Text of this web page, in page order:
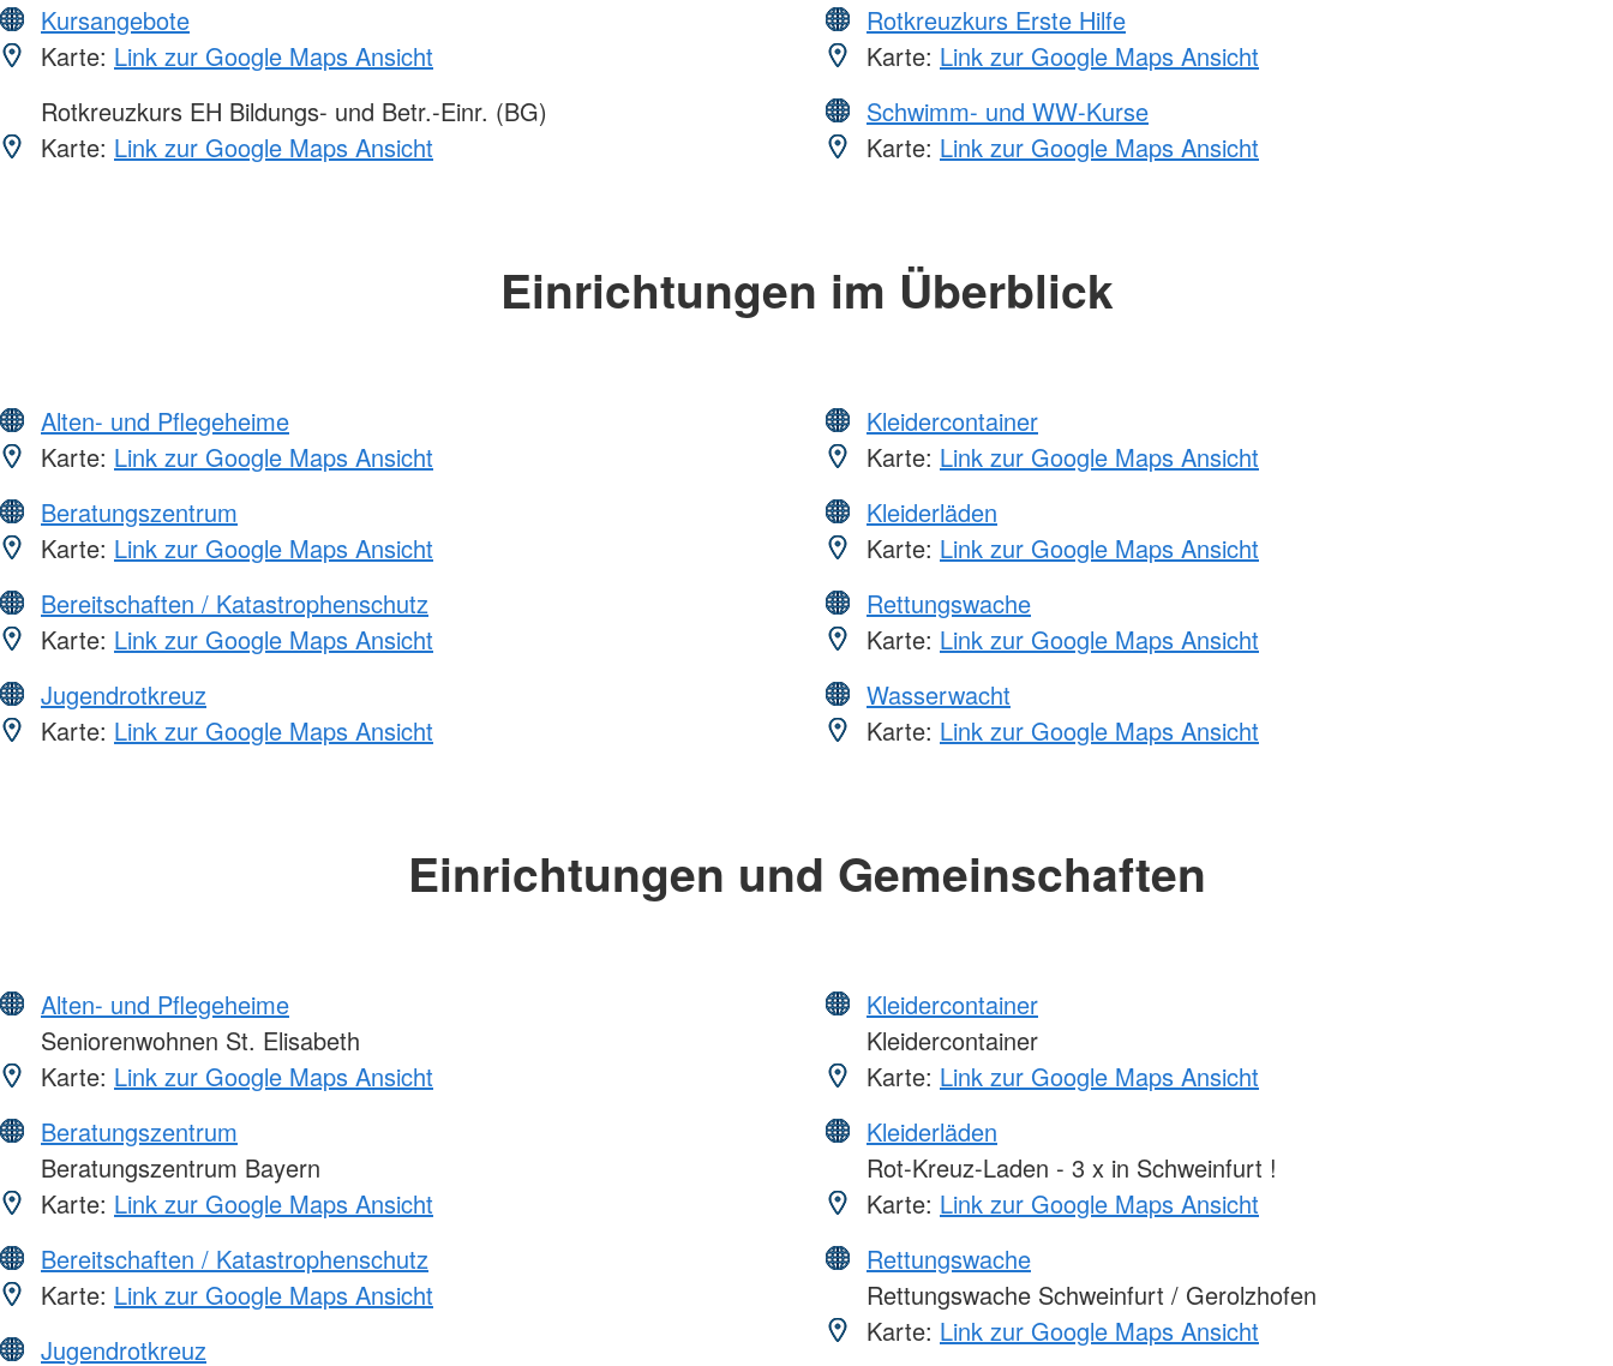
Kursangebote
Karte: Link zur Google Maps Ansicht
Rotkreuzkurs EH Bildungs- und Betr.-Einr. (BG)
Karte: Link zur Google Maps Ansicht
Rotkreuzkurs Erste Hilfe
Karte: Link zur Google Maps Ansicht
Schwimm- und WW-Kurse
Karte: Link zur Google Maps Ansicht
Einrichtungen im Überblick
Alten- und Pflegeheime
Karte: Link zur Google Maps Ansicht
Beratungszentrum
Karte: Link zur Google Maps Ansicht
Bereitschaften / Katastrophenschutz
Karte: Link zur Google Maps Ansicht
Jugendrotkreuz
Karte: Link zur Google Maps Ansicht
Kleidercontainer
Karte: Link zur Google Maps Ansicht
Kleiderläden
Karte: Link zur Google Maps Ansicht
Rettungswache
Karte: Link zur Google Maps Ansicht
Wasserwacht
Karte: Link zur Google Maps Ansicht
Einrichtungen und Gemeinschaften
Alten- und Pflegeheime
Seniorenwohnen St. Elisabeth
Karte: Link zur Google Maps Ansicht
Beratungszentrum
Beratungszentrum Bayern
Karte: Link zur Google Maps Ansicht
Bereitschaften / Katastrophenschutz
Karte: Link zur Google Maps Ansicht
Jugendrotkreuz
Kleidercontainer
Kleidercontainer
Karte: Link zur Google Maps Ansicht
Kleiderläden
Rot-Kreuz-Laden - 3 x in Schweinfurt !
Karte: Link zur Google Maps Ansicht
Rettungswache
Rettungswache Schweinfurt / Gerolzhofen
Karte: Link zur Google Maps Ansicht